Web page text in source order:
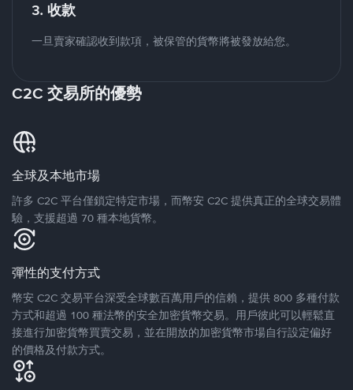
3. 收款
一旦賣家確認收到款項，被保管的貨幣將被發放給您。
C2C 交易所的優勢
全球及本地市場
許多 C2C 平台僅鎖定特定市場，而幣安 C2C 提供真正的全球交易體
驗，支援超過 70 種本地貨幣。
彈性的支付方式
幣安 C2C 交易平台深受全球數百萬用戶的信賴，提供 800 多種付款
方式和超過 100 種法幣的安全加密貨幣交易。用戶彼此可以輕鬆直
接進行加密貨幣買賣交易，並在開放的加密貨幣市場自行設定偏好
的價格及付款方式。